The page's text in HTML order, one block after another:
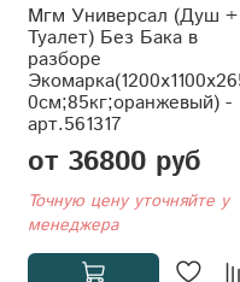
Мгм Универсал (Душ +
Туалет) Без Бака в
разборе
0см;85кг;оранжевый) -
арт.561317
от 36800 руб
Точную цену уточняйте у
менеджера